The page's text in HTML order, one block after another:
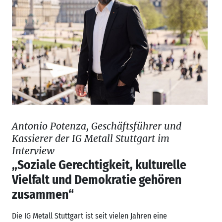
Antonio Potenza, Geschäftsführer und
Kassierer der IG Metall Stuttgart im
Interview
„Soziale Gerechtigkeit, kulturelle
Vielfalt und Demokratie gehören
zusammen“
Die IG Metall Stuttgart ist seit vielen Jahren eine